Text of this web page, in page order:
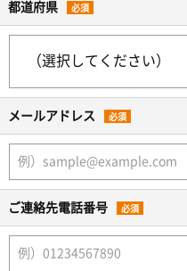
都道府県 必須
メールアドレス 必須
ご連絡先電話番号 必須